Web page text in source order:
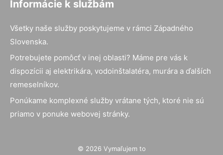
Informácie k službám
Všetky naše služby poskytujeme v rámci Západného
Slovenska.
Potrebujete pomôcť v inej oblasti? Máme pre vás k
dispozícii aj elektrikára, vodoinštalatéra, murára a ďalších
remeselníkov.
Ponúkame komplexné služby vrátane tých, ktoré nie sú
priamo v ponuke webovej stránky.
© 2026 Vymaľujem to